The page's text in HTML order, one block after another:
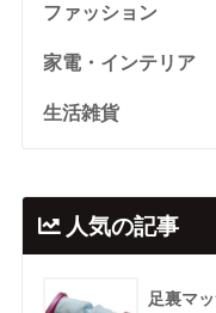
ファッション
家電・インテリア
生活雑貨
人気の記事
足裏マ